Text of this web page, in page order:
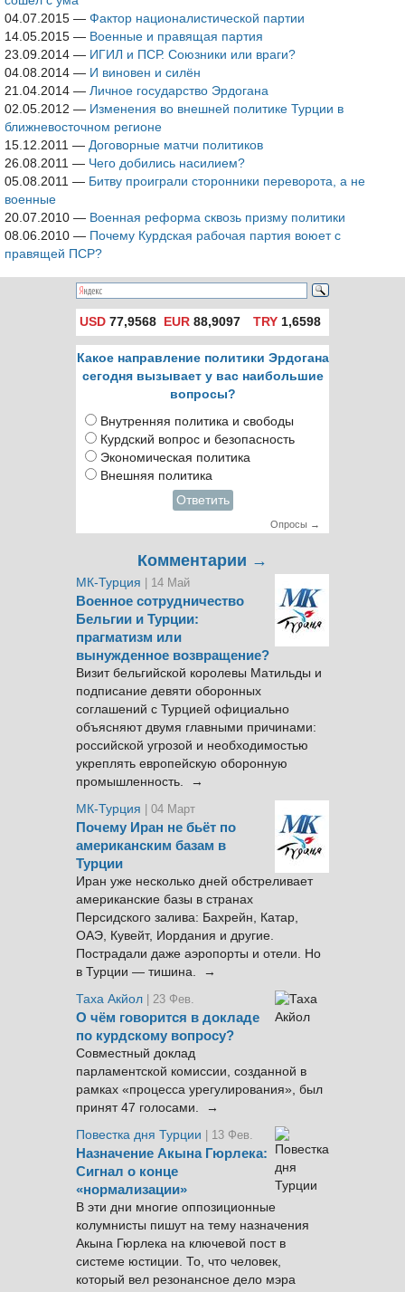
04.07.2015 — Фактор националистической партии
14.05.2015 — Военные и правящая партия
23.09.2014 — ИГИЛ и ПСР. Союзники или враги?
04.08.2014 — И виновен и силён
21.04.2014 — Личное государство Эрдогана
02.05.2012 — Изменения во внешней политике Турции в
ближневосточном регионе
15.12.2011 — Договорные матчи политиков
26.08.2011 — Чего добились насилием?
05.08.2011 — Битву проиграли сторонники переворота, а не
военные
20.07.2010 — Военная реформа сквозь призму политики
08.06.2010 — Почему Курдская рабочая партия воюет с
правящей ПСР?
USD 77,9568 EUR 88,9097 TRY1,6598
Какое направление политики Эрдогана
сегодня вызывает у вас наибольшие
вопросы?
Внутренняя политика и свободы
Курдский вопрос и безопасность
Экономическая политика
Внешняя политика
Ответить
Опросы →
Комментарии →
МК-Турция | 14 Май
Военное сотрудничество
Бельгии и Турции:
прагматизм или
вынужденное возвращение?
Визит бельгийской королевы Матильды и
подписание девяти оборонных
соглашений с Турцией официально
объясняют двумя главными причинами:
российской угрозой и необходимостью
укреплять европейскую оборонную
промышленность. →
МК-Турция
| 04 Март
Почему Иран не бьёт по
американским базам в
Турции
Иран уже несколько дней обстреливает
американские базы в странах
Персидского залива: Бахрейн, Катар,
ОАЭ, Кувейт, Иордания и другие.
Пострадали даже аэропорты и отели. Но
в Турции — тишина. →
Таха Акйол | 23 Фев.
О чём говорится в докладе
по курдскому вопросу?
Совместный доклад
парламентской комиссии, созданной в
рамках «процесса урегулирования», был
принят 47 голосами. →
Повестка дня Турции
| 13 Фев.
Назначение Акына Гюрлека:
Сигнал о конце
«нормализации»
В эти дни многие оппозиционные
колумнисты пишут на тему назначения
Акына Гюрлека на ключевой пост в
системе юстиции. То, что человек,
который вел резонансное дело мэра